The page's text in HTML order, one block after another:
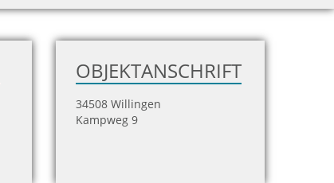
OBJEKTANSCHRIFT
34508 Willingen
Kampweg 9
zur